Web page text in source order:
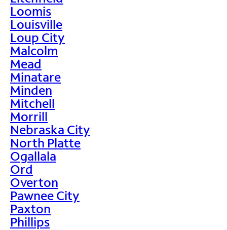
Loomis
Louisville
Loup City
Malcolm
Mead
Minatare
Minden
Mitchell
Morrill
Nebraska City
North Platte
Ogallala
Ord
Overton
Pawnee City
Paxton
Phillips